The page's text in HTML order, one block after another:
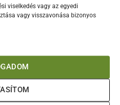
viselkedés vagy az egyedi
vagy visszavonása bizonyos
pizzához Előkészítési idő: 1-2